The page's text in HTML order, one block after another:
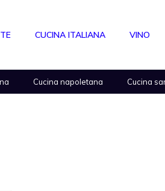
CUCINA ITALIANA VINO
Cucina napoletana Cucina